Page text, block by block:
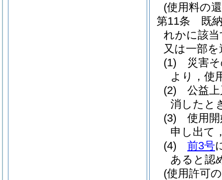
(使用料の
第11条
既
れかに該
又は一部
(1)
災害
より，使
(2)
公益
消したと
(3)
使用
申し出て
(4)
前3号
あると認
(使用許可